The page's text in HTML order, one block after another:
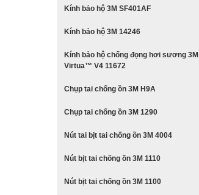
Kính bảo hộ 3M SF401AF
Kính bảo hộ 3M 14246
Kính bảo hộ chống đọng hơi sương 3M
Virtua™ V4 11672
Chụp tai chống ồn 3M H9A
Chụp tai chống ồn 3M 1290
Nút tai bịt tai chống ồn 3M 4004
Nút bịt tai chống ồn 3M 1110
Nút bịt tai chống ồn 3M 1100